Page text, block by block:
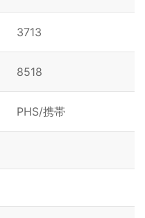
3713
8518
PHS/携帯